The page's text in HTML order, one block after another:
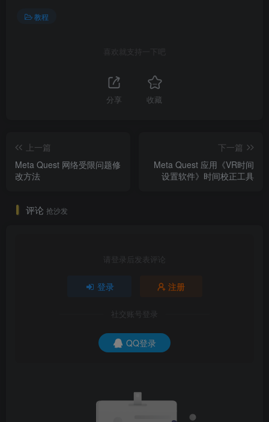
教程
喜欢就支持一下吧
分享 收藏
上一篇
Meta Quest 网络受限问题修
改方法
下一篇
Meta Quest 应用《VR时间
设置软件》时间校正工具
评论 抢沙发
请登录后发表评论
登录 注册
社交账号登录
QQ登录